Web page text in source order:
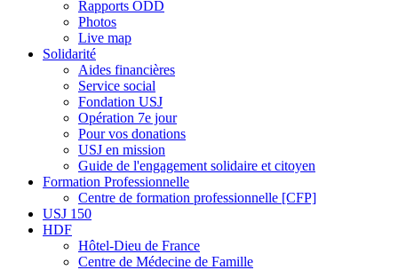
Rapports ODD
Photos
Live map
Solidarité
Aides financières
Service social
Fondation USJ
Opération 7e jour
Pour vos donations
USJ en mission
Guide de l'engagement solidaire et citoyen
Formation Professionnelle
Centre de formation professionnelle [CFP]
USJ 150
HDF
Hôtel-Dieu de France
Centre de Médecine de Famille